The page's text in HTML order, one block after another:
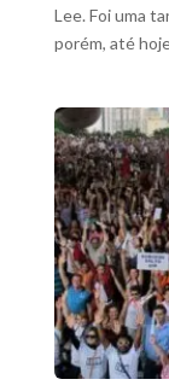
Lee. Foi uma
porém, até